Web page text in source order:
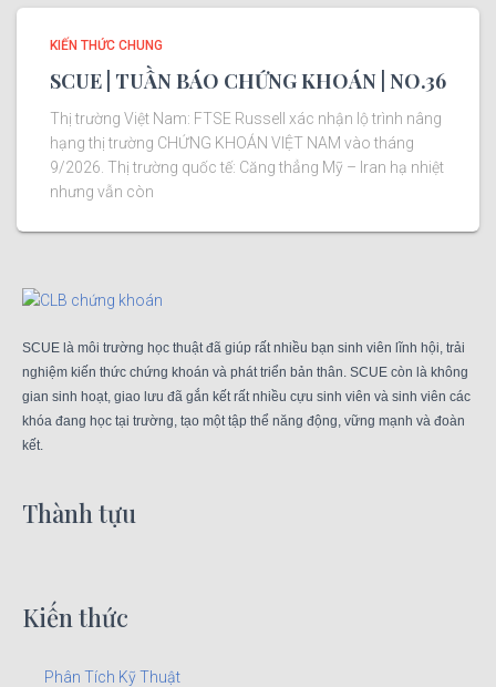
KIẾN THỨC CHUNG
SCUE | TUẦN BÁO CHỨNG KHOÁN | NO.36
Thị trường Việt Nam: FTSE Russell xác nhận lộ trình nâng
hạng thị trường CHỨNG KHOÁN VIỆT NAM vào tháng
9/2026. Thị trường quốc tế: Căng thẳng Mỹ – Iran hạ nhiệt
nhưng vẫn còn
SCUE là môi trường học thuật đã giúp rất nhiều bạn sinh viên lĩnh hội, trải
nghiệm kiến thức chứng khoán và phát triển bản thân. SCUE còn là không
gian sinh hoạt, giao lưu đã gắn kết rất nhiều cựu sinh viên và sinh viên các
khóa đang học tại trường, tạo một tập thể năng động, vững mạnh và đoàn
kết.
Thành tựu
Kiến thức
Phân Tích Kỹ Thuật